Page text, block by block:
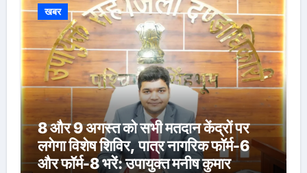
खबर
8 और 9 अगस्त को सभी मतदान केंद्रों पर
लगेगा विशेष शिविर, पात्र नागरिक फॉर्म-6
और फॉर्म-8 भरें: उपायुक्त मनीष कुमार